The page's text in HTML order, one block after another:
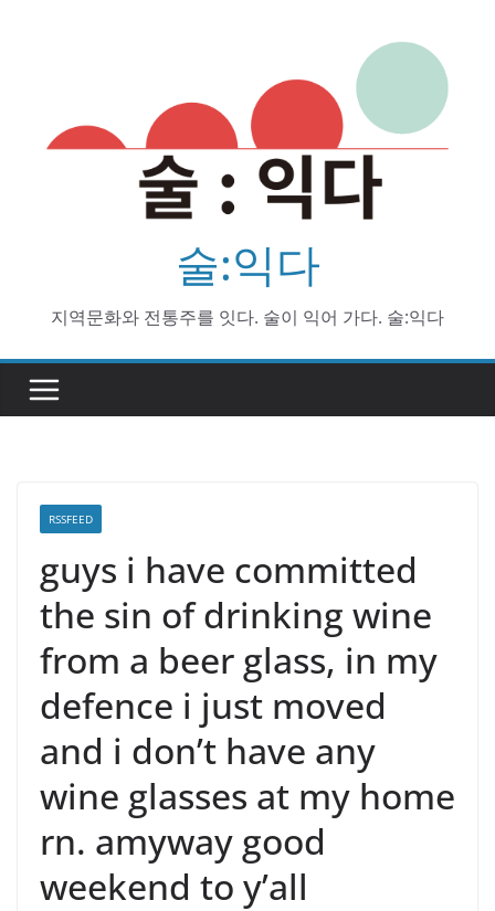
술:익다
지역문화와 전통주를 잇다. 술이 익어 가다. 술:익다
RSSFEED
guys i have committed
the sin of drinking wine
from a beer glass, in my
defence i just moved
and i don’t have any
wine glasses at my home
rn. amyway good
weekend to y’all